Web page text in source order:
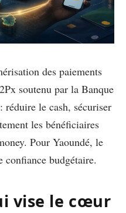
des paiements
soutenu par la Banque
le cash, sécuriser
les bénéficiaires
Pour Yaoundé, le
budgétaire.
vise le cœur